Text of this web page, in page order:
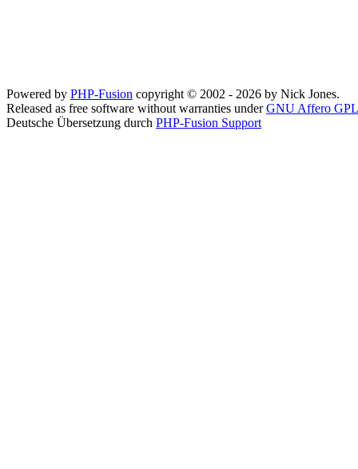
Powered by PHP-Fusion copyright © 2002 - 2026 by Nick Jones.
Released as free software without warranties underGNU Affero GPL
Deutsche Übersetzung durch PHP-Fusion Support